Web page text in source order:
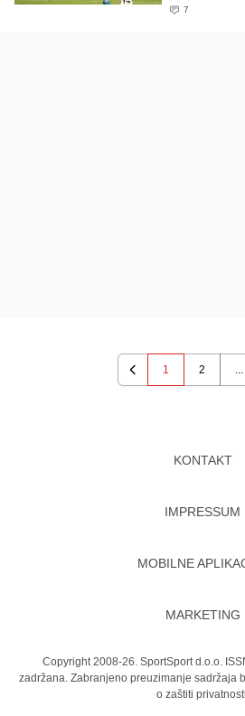
7
Previous
1 2 ...
KONTAKT
IMPRESSUM
MOBILNE
MARKETING
Copyright 2008-26. SportSport d.o.o.
zadržana. Zabranjeno preuzimanje sadržaja
o zaštiti